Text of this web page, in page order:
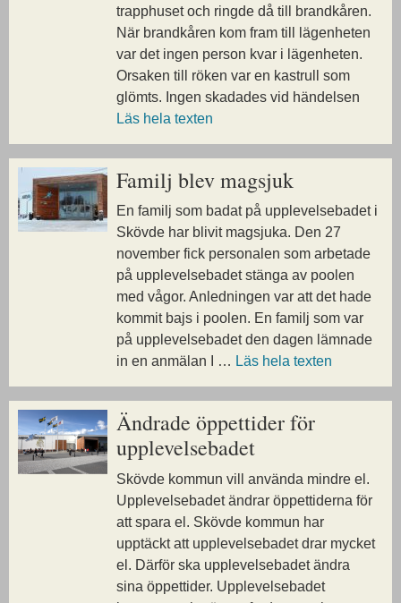
trapphuset och ringde då till brandkåren.
När brandkåren kom fram till lägenheten
var det ingen person kvar i lägenheten.
Orsaken till röken var en kastrull som
glömts. Ingen skadades vid händelsen
Läs hela texten
Familj blev magsjuk
En familj som badat på upplevelsebadet i
Skövde har blivit magsjuka. Den 27
november fick personalen som arbetade
på upplevelsebadet stänga av poolen
med vågor. Anledningen var att det hade
kommit bajs i poolen. En familj som var
på upplevelsebadet den dagen lämnade
in en anmälan I … Läs hela texten
Ändrade öppettider för
upplevelsebadet
Skövde kommun vill använda mindre el.
Upplevelsebadet ändrar öppettiderna för
att spara el. Skövde kommun har
upptäckt att upplevelsebadet drar mycket
el. Därför ska upplevelsebadet ändra
sina öppettider. Upplevelsebadet